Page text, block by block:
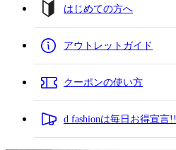
はじめての方へ
アウトレットガイド
クーポンの使い方
d fashionは毎日お得宣言!!